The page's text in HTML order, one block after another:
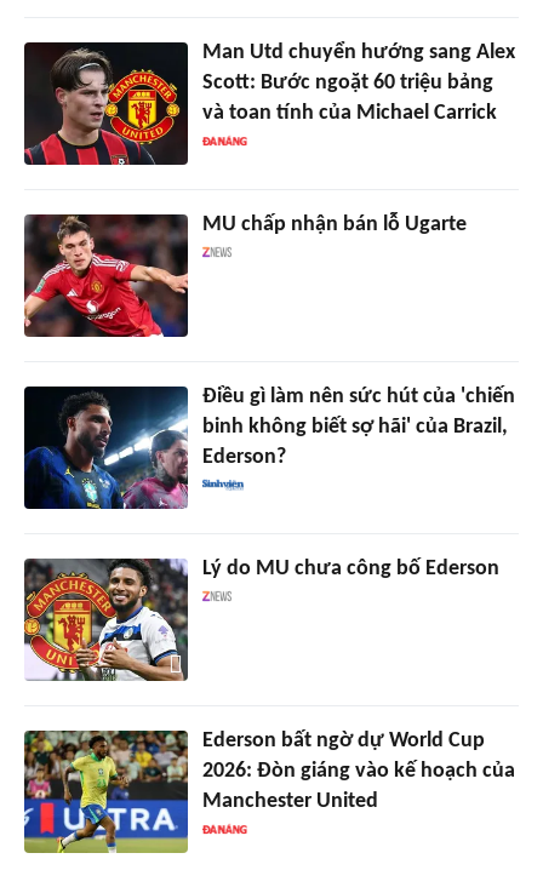
Man Utd chuyển hướng sang Alex
Scott: Bước ngoặt 60 triệu bảng
và toan tính của Michael Carrick
MU chấp nhận bán lỗ Ugarte
Điều gì làm nên sức hút của 'chiến
binh không biết sợ hãi' của Brazil,
Ederson?
Lý do MU chưa công bố Ederson
Ederson bất ngờ dự World Cup
2026: Đòn giáng vào kế hoạch của
Manchester United